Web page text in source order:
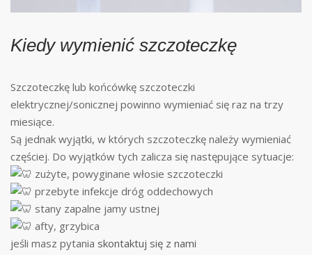
Kiedy wymienić szczoteczkę
Szczoteczkę lub końcówkę szczoteczki
elektrycznej/sonicznej powinno wymieniać się raz na trzy
miesiące.
Są jednak wyjątki, w których szczoteczkę należy wymieniać
częściej. Do wyjątków tych zalicza się następujące sytuacje:
zużyte, powyginane włosie szczoteczki
przebyte infekcje dróg oddechowych
stany zapalne jamy ustnej
afty, grzybica
jeśli masz pytania skontaktuj się z nami